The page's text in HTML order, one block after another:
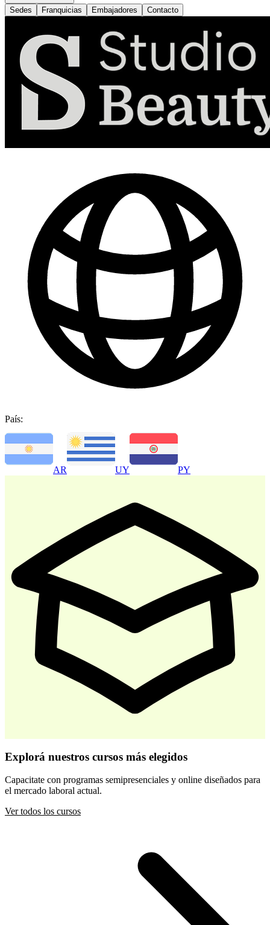
Marketing de Contenido para Redes Sociales
$ 44.800 $ 64.000
Comprar
Desarrollo Infantil Temprano
$ 44.800$ 64.000
Comprar
Sedes Franquicias Embajadores Contacto
País:
AR UY PY
Explorá nuestros cursos más elegidos
Capacitate con programas semipresenciales y online diseñados para
el mercado laboral actual.
Ver todos los cursos